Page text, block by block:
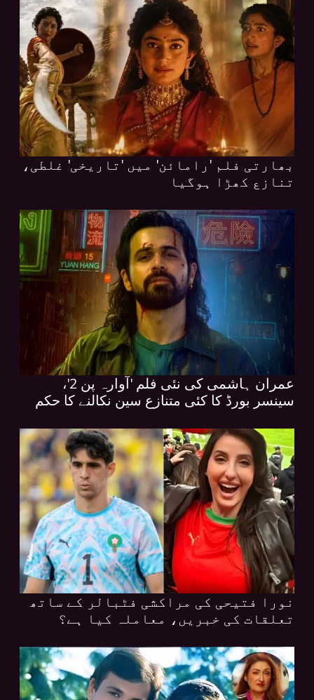
بھارتی فلم 'رامائن' میں 'تاریخی' غلطی،
تنازع کھڑا ہوگیا
عمران ہاشمی کی نئی فلم 'آوارہ پن 2'،
سینسر بورڈ کا کئی متنازع سین نکالنے کا حکم
نورا فتیحی کی مراکشی فٹبالر کے ساتھ
تعلقات کی خبریں، معاملہ کیا ہے؟